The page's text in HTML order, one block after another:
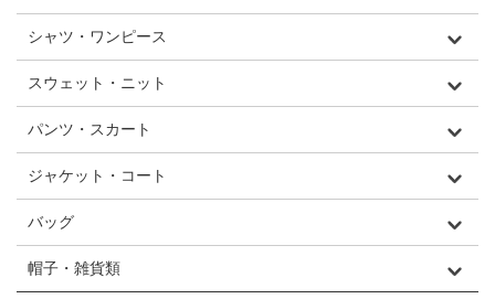
シャツ・ワンピース
スウェット・ニット
パンツ・スカート
ジャケット・コート
バッグ
帽子・雑貨類